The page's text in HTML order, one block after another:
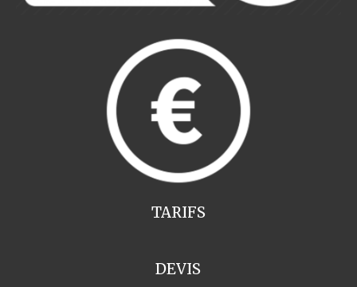
TARIFS
DEVIS